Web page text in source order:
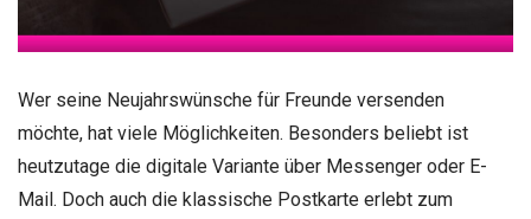
Wer seine Neujahrswünsche für Freunde versenden
möchte, hat viele Möglichkeiten. Besonders beliebt ist
heutzutage die digitale Variante über Messenger oder E-
Mail. Doch auch die klassische Postkarte erlebt zum